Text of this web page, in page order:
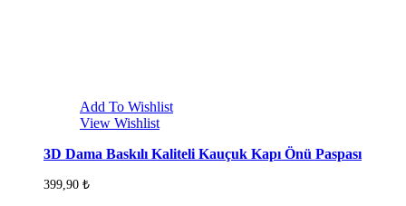
Add To Wishlist
View Wishlist
3D Dama Baskılı Kaliteli Kauçuk Kapı Önü Paspası
399,90 ₺